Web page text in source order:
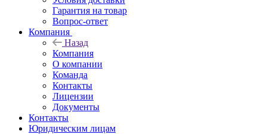
Гарантия на товар
Вопрос-ответ
Компания
Назад
Компания
О компании
Команда
Контакты
Лицензии
Документы
Контакты
Юридическим лицам